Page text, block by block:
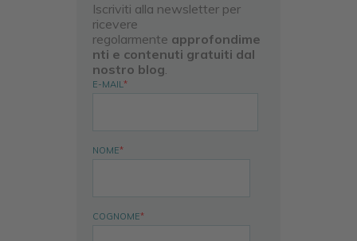
Iscriviti alla newsletter per
ricevere
regolarmente approfondime
nti e contenuti gratuiti dal
nostro blog.
E-MAIL*
NOME*
COGNOME*